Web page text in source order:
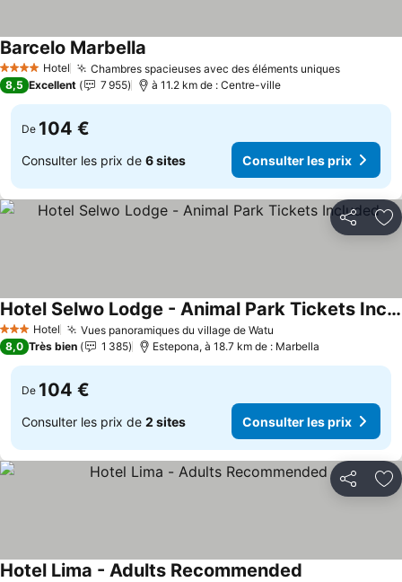
4 Étoiles Hotel Chambres spacieuses avec des éléments uniques
Barcelo Marbella
8,5 Excellent 7 955 à 11.2 km de : Centre-ville
De 104 €
Consulter les prix de 6 sites Consulter les prix
Partager
3 ÉtoilesHotel Vues panoramiques du village de Watu
Hotel Selwo Lodge - Animal Park Tickets Included
Consulter les prix
8,0 Très bien 1 385 Estepona, à 18.7 km de : Marbella
De 104 €
Consulter les prix de 2 sites Consulter les prix
Partager
Hotel Lima - Adults Recommended